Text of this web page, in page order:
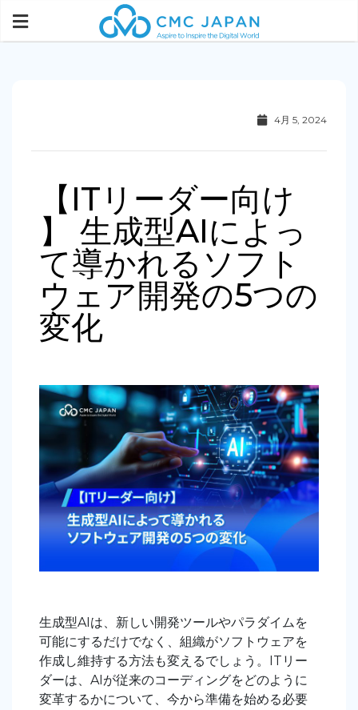
4月 5, 2024
【ITリーダー向け
】 生成型AIによっ
て導かれるソフト
ウェア開発の5つの
変化
生成型AIは、新しい開発ツールやパラダイムを
可能にするだけでなく、組織がソフトウェアを
作成し維持する方法も変えるでしょう。ITリー
ダーは、AIが従来のコーディングをどのように
変革するかについて、今から準備を始める必要